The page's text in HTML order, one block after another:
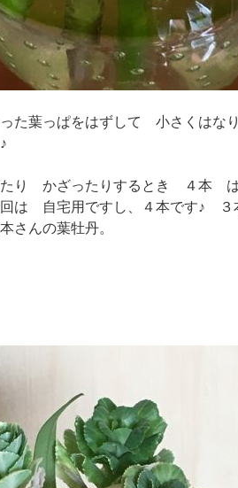
た葉っぱをはずして 小さくはな
たり かざったりするとき ４本
自宅用ですし、４本です♪ ３
さんの葉牡丹。